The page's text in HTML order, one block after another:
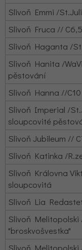
Slivoň Emmi /
Slivoň Fruca //
Slivoň Haganta /
Slivoň Hanita /
pěstování
Slivoň Hanna //
Slivoň Imperial /
sloupcovité
Slivoň Jubileum //
Slivoň Katinka /
Slivoň Královna
sloupcovitá
Slivoň Lia
Slivoň
"broskvošvestka"